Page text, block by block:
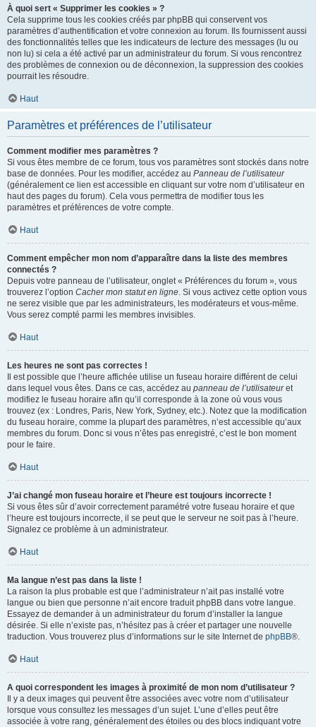
À quoi sert « Supprimer les cookies » ?
Cela supprime tous les cookies créés par phpBB qui conservent vos
paramètres d’authentification et votre connexion au forum. Ils fournissent aussi
des fonctionnalités telles que les indicateurs de lecture des messages (lu ou
non lu) si cela a été activé par un administrateur du forum. Si vous rencontrez
des problèmes de connexion ou de déconnexion, la suppression des cookies
pourrait les résoudre.
Haut
Paramètres et préférences de l’utilisateur
Comment modifier mes paramètres ?
Si vous êtes membre de ce forum, tous vos paramètres sont stockés dans notre
base de données. Pour les modifier, accédez au Panneau de l’utilisateur
(généralement ce lien est accessible en cliquant sur votre nom d’utilisateur en
haut des pages du forum). Cela vous permettra de modifier tous les
paramètres et préférences de votre compte.
Haut
Comment empêcher mon nom d’apparaître dans la liste des membres
connectés ?
Depuis votre panneau de l’utilisateur, onglet « Préférences du forum », vous
trouverez l’option Cacher mon statut en ligne. Si vous activez cette option vous
ne serez visible que par les administrateurs, les modérateurs et vous-même.
Vous serez compté parmi les membres invisibles.
Haut
Les heures ne sont pas correctes !
Il est possible que l’heure affichée utilise un fuseau horaire différent de celui
dans lequel vous êtes. Dans ce cas, accédez au panneau de l’utilisateuret
modifiez le fuseau horaire afin qu’il corresponde à la zone où vous vous
trouvez (ex : Londres, Paris, New York, Sydney, etc.). Notez que la modification
du fuseau horaire, comme la plupart des paramètres, n’est accessible qu’aux
membres du forum. Donc si vous n’êtes pas enregistré, c’est le bon moment
pour le faire.
Haut
J’ai changé mon fuseau horaire et l’heure est toujours incorrecte !
Si vous êtes sûr d’avoir correctement paramétré votre fuseau horaire et que
l’heure est toujours incorrecte, il se peut que le serveur ne soit pas à l’heure.
Signalez ce problème à un administrateur.
Haut
Ma langue n’est pas dans la liste !
La raison la plus probable est que l’administrateur n’ait pas installé votre
langue ou bien que personne n’ait encore traduit phpBB dans votre langue.
Essayez de demander à un administrateur du forum d’installer la langue
désirée. Si elle n’existe pas, n’hésitez pas à créer et partager une nouvelle
traduction. Vous trouverez plus d’informations sur le site Internet de phpBB®.
Haut
A quoi correspondent les images à proximité de mon nom d’utilisateur ?
Il y a deux images qui peuvent être associées avec votre nom d’utilisateur
lorsque vous consultez les messages d’un sujet. L’une d’elles peut être
associée à votre rang, généralement des étoiles ou des blocs indiquant votre